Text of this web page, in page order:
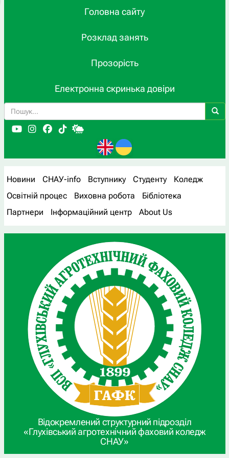
Головна сайту
Розклад занять
Прозорість
Електронна скринька довіри
Новини СНАУ-info Вступнику Студенту
Коледж
Освітній процес
Виховна робота
Бібліотека
Партнери
Інформаційний центр About Us
Відокремлений структурний підрозділ
«Глухівський агротехнічний фаховий коледж
СНАУ»